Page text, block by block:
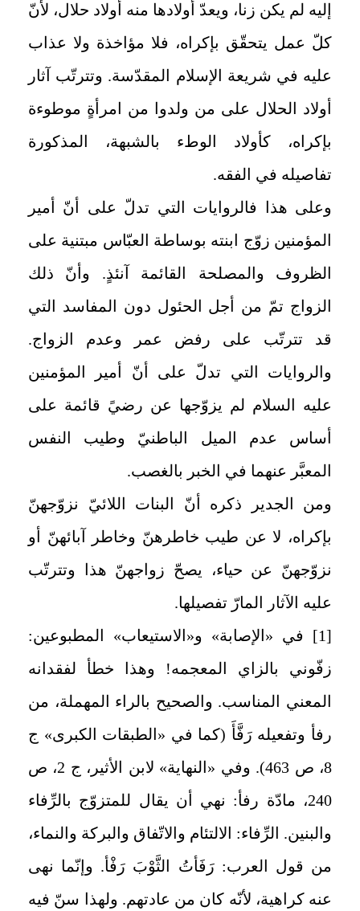
إليه لم يكن زنا، ويعدّ أولادها منه أولاد حلال، لأنّ
كلّ عمل يتحقّق بإكراه، فلا مؤاخذة ولا عذاب
عليه في شريعة الإسلام المقدّسة. وتترتّب آثار
أولاد الحلال على من ولدوا من امرأةٍ موطوءة
بإكراه، كأولاد الوطء بالشبهة، المذكورة
تفاصيله في الفقه.
وعلى هذا فالروايات التي تدلّ على أنّ أمير
المؤمنين زوّج ابنته بوساطة العبّاس مبتنية على
الظروف والمصلحة القائمة آنئذٍ. وأنّ ذلك
الزواج تمّ من أجل الحئول دون المفاسد التي
قد تترتّب على رفض عمر وعدم الزواج.
والروايات التي تدلّ على أنّ أمير المؤمنين
عليه السلام لم يزوّجها عن رضيً قائمة على
أساس عدم الميل الباطنيّ وطيب النفس
المعبَّر عنهما في الخبر بالغصب.
ومن الجدير ذكره أنّ البنات اللائيّ نزوّجهنّ
بإكراه، لا عن طيب خاطرهنّ وخاطر آبائهنّ أو
نزوّجهنّ عن حياء، يصحّ زواجهنّ هذا وتترتّب
عليه الآثار المارّ تفصيلها.
[1] في «الإصابة» و«الاستيعاب» المطبوعين:
زفّوني بالزاي المعجمه! وهذا خطأ لفقدانه
المعني المناسب. والصحيح بالراء المهملة، من
رفأ وتفعيله رَفَّأَ (کما في «الطبقات الكبرى» ج
8، ص 463). وفي «النهاية» لابن الأثير، ج 2، ص
240، مادّة رفأ: نهي أن يقال للمتزوّج بالرِّفاء
والبنين. الرِّفاء: الالتئام والاتّفاق والبركة والنماء،
من قول العرب: رَفَأتُ الثَّوْبَ رَفْأ. وإنّما نهى
عنه كراهية، لأنّه كان من عادتهم. ولهذا سنّ فيه